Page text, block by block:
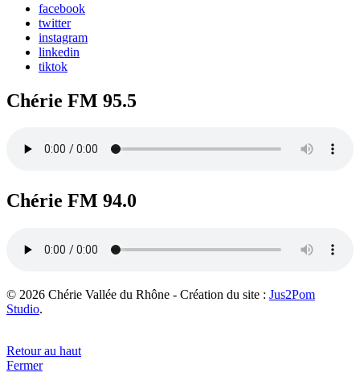
facebook
twitter
instagram
linkedin
tiktok
Chérie FM 95.5
Chérie FM 94.0
© 2026 Chérie Vallée du Rhône - Création du site : Jus2Pom
Studio.
Retour au haut
Fermer